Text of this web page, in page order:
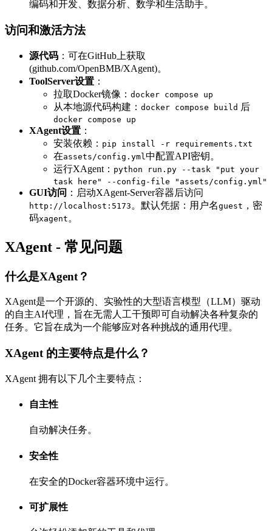
编码和开发、数据分析、数学和生活助手。
访问和激活方法
源代码 ：可在GitHub上获取
(github.com/OpenBMB/XAgent)。
ToolServer设置 ：
拉取Docker镜像： docker compose up
从本地源代码构建： docker compose build 后
docker compose up
XAgent设置 ：
安装依赖： pip install -r requirements.txt
在assets/config.yml 中配置API密钥。
运行XAgent： python run.py --task "put your
task here" --config-file "assets/config.yml"
GUI访问 ：启动XAgent-Server容器后访问
http://localhost:5173 。默认凭据：用户名guest ，密
码xagent 。
XAgent - 常见问题
什么是XAgent？
XAgent是一个开源的、实验性的大型语言模型（LLM）驱动
的自主AI代理，旨在无需人工干预即可自动解决各种复杂的
任务。它旨在成为一个能够应对各种挑战的通用代理。
XAgent 的主要特点是什么？
XAgent 拥有以下几个主要特点：
自主性
自动解决任务。
安全性
在安全的Docker容器环境中运行。
可扩展性